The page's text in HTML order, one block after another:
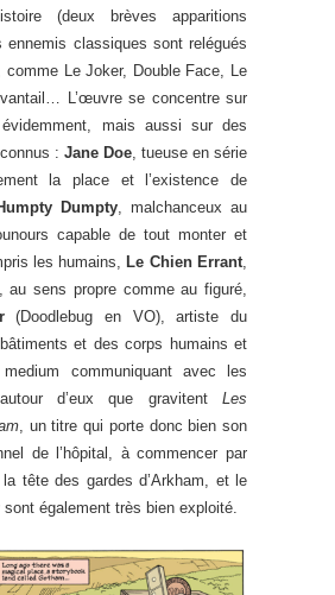
(deux brèves apparitions
ennemis classiques sont relégués
comme Le Joker, Double Face, Le
L’œuvre se concentre sur
mais aussi sur des
: Jane Doe , tueuse en série
la place et l’existence de
Dumpty , malchanceux au
capable de tout monter et
les humains,Le Chien Errant
au sens propre comme au figuré,
(Doodlebug en VO), artiste du
et des corps humains et
medium communiquant avec les
d’eux que gravitent Les
, un titre qui porte donc bien son
de l’hôpital, à commencer par
la tête des gardes d’Arkham, et le
sont également très bien exploité.